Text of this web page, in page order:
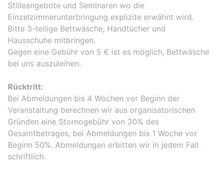
Stilleangebote und Seminaren wo die
Einzelzimmerunterbringung explizite erwähnt wird.
Bitte 3-teilige Bettwäsche, Handtücher und
Hausschuhe mitbringen.
Gegen eine Gebühr von 5 € ist es möglich, Bettwäsche
bei uns auszuleihen.
Rücktritt:
Bei Abmeldungen bis 4 Wochen vor Beginn der
Veranstaltung berechnen wir aus organisatorischen
Gründen eine Stornogebühr von 30% des
Gesamtbetrages, bei Abmeldungen bis 1 Woche vor
Beginn 50%. Abmeldungen erbitten wir in jedem Fall
schriftlich.